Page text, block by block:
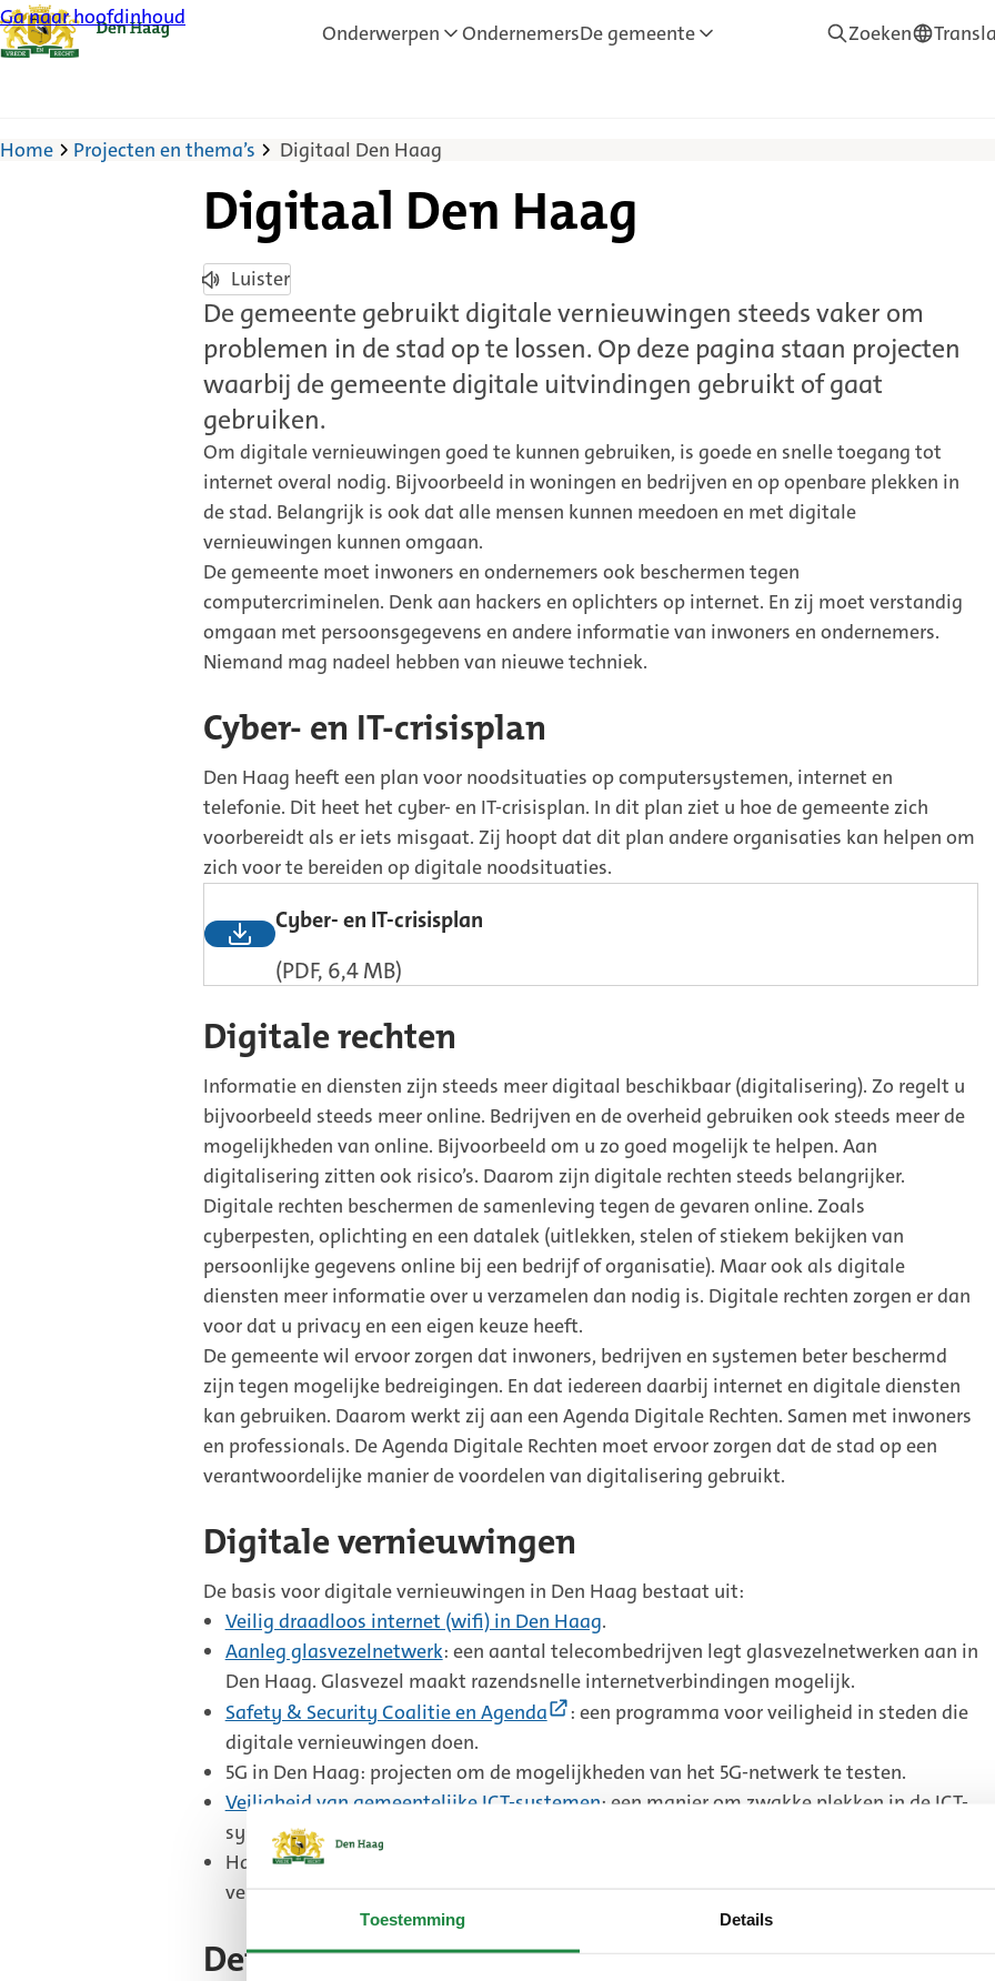
Toestemming Details
Ga naar hoofdinhoud
Onderwerpen OndernemersDe gemeente Zoeken—
Home Projecten en thema’s Digitaal Den Haag
Digitaal Den Haag
Luister
De gemeente gebruikt digitale vernieuwingen steeds vaker om
problemen in de stad op te lossen. Op deze pagina staan projecten
waarbij de gemeente digitale uitvindingen gebruikt of gaat
gebruiken.
Om digitale vernieuwingen goed te kunnen gebruiken, is goede en snelle toegang tot
internet overal nodig. Bijvoorbeeld in woningen en bedrijven en op openbare plekken in
de stad. Belangrijk is ook dat alle mensen kunnen meedoen en met digitale
vernieuwingen kunnen omgaan.
De gemeente moet inwoners en ondernemers ook beschermen tegen
computercriminelen. Denk aan hackers en oplichters op internet. En zij moet verstandig
omgaan met persoonsgegevens en andere informatie van inwoners en ondernemers.
Niemand mag nadeel hebben van nieuwe techniek.
Cyber- en IT-crisisplan
Den Haag heeft een plan voor noodsituaties op computersystemen, internet en
telefonie. Dit heet het cyber- en IT-crisisplan. In dit plan ziet u hoe de gemeente zich
voorbereidt als er iets misgaat. Zij hoopt dat dit plan andere organisaties kan helpen om
zich voor te bereiden op digitale noodsituaties.
Cyber- en IT-crisisplan
(PDF, 6,4 MB)
Digitale rechten
Informatie en diensten zijn steeds meer digitaal beschikbaar (digitalisering). Zo regelt u
bijvoorbeeld steeds meer online. Bedrijven en de overheid gebruiken ook steeds meer de
mogelijkheden van online. Bijvoorbeeld om u zo goed mogelijk te helpen. Aan
digitalisering zitten ook risico’s. Daarom zijn digitale rechten steeds belangrijker.
Digitale rechten beschermen de samenleving tegen de gevaren online. Zoals
cyberpesten, oplichting en een datalek (uitlekken, stelen of stiekem bekijken van
persoonlijke gegevens online bij een bedrijf of organisatie). Maar ook als digitale
diensten meer informatie over u verzamelen dan nodig is. Digitale rechten zorgen er dan
voor dat u privacy en een eigen keuze heeft.
De gemeente wil ervoor zorgen dat inwoners, bedrijven en systemen beter beschermd
zijn tegen mogelijke bedreigingen. En dat iedereen daarbij internet en digitale diensten
kan gebruiken. Daarom werkt zij aan een Agenda Digitale Rechten. Samen met inwoners
en professionals. De Agenda Digitale Rechten moet ervoor zorgen dat de stad op een
verantwoordelijke manier de voordelen van digitalisering gebruikt.
Digitale vernieuwingen
De basis voor digitale vernieuwingen in Den Haag bestaat uit:
Veilig draadloos internet (wifi) in Den Haag.
Aanleg glasvezelnetwerk: een aantal telecombedrijven legt glasvezelnetwerken aan in
Den Haag. Glasvezel maakt razendsnelle internetverbindingen mogelijk.
Safety & Security Coalitie en Agenda
(Externe
: een programma voor veiligheid in steden die
digitale vernieuwingen doen.
5G in Den Haag: projecten om de mogelijkheden van het 5G-netwerk te testen.
Veiligheid van gemeentelijke ICT-systemen: een manier om zwakke plekken in de ICT-
systemen te melden en aan te pakken.
Haags Netwerk Digitale Vaardigheden: netwerk dat het omgaan met digitale
vernieuwingen verbetert.
Den Haag als ‘slimme stad’